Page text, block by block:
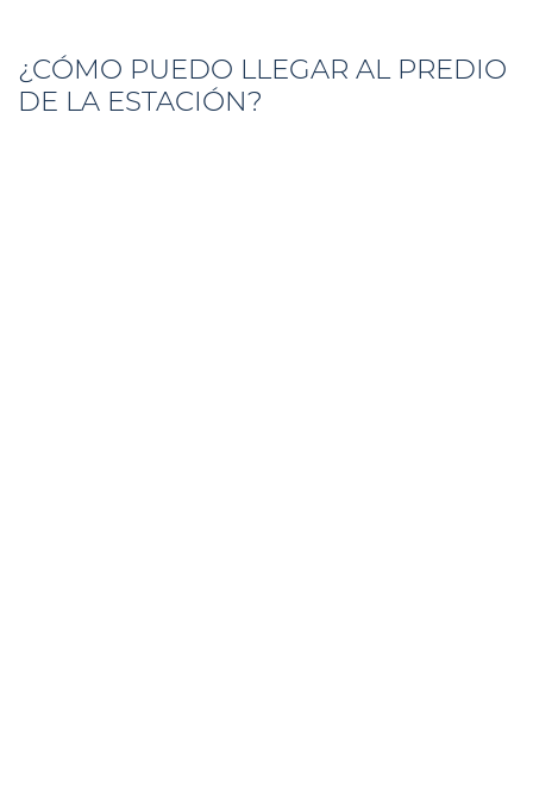
¿CÓMO PUEDO LLEGAR AL PREDIO
DE LA ESTACIÓN?